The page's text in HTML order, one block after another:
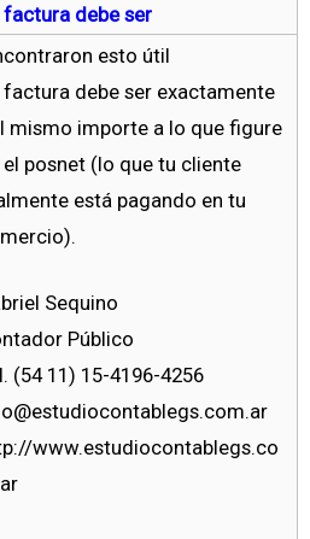
factura debe ser
esto útil
factura debe ser exactamente
mismo importe a lo que figure
el posnet (lo que tu cliente
está pagando en tu
Sequino
Público
(54 11) 15-4196-4256
www.estudiocontablegs.co